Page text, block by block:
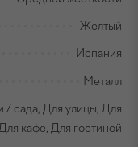
Желтый
Испания
Металл
/ сада, Для улицы, Для
кафе, Для гостиной